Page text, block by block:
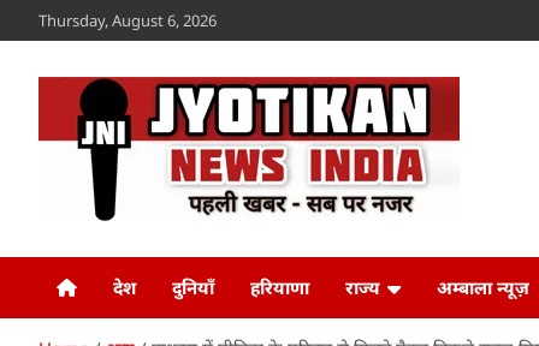
to
Thursday, August 6, 2026
Jyotikan
देश दुनियाँ हरियाणा राज्य अम्बाला न्यूज़